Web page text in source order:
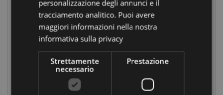
Portafoglio
Borsa Termica
personalizzazione degli annunci e il
tracciamento analitico. Puoi avere
maggiori informazioni nella nostra
informativa sulla privacy
Strettamente
necessario
Prestazione